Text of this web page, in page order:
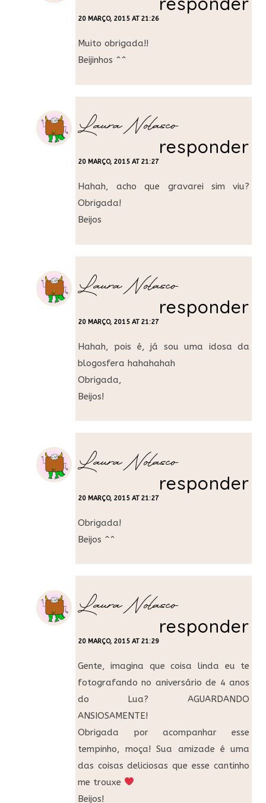
20 MARÇO, 2015 AT 21:26
Muito obrigada!!
Beijinhos ^^
Laura Nolasco
20 MARÇO, 2015 AT 21:27
responder
Hahah, acho que gravarei sim viu?
Obrigada!
Beijos
Laura Nolasco
20 MARÇO, 2015 AT 21:27
responder
Hahah, pois é, já sou uma idosa da
blogosfera hahahahah
Obrigada,
Beijos!
Laura Nolasco
20 MARÇO, 2015 AT 21:27
responder
Obrigada!
Beijos ^^
Laura Nolasco
20 MARÇO, 2015 AT 21:29
responder
Gente, imagina que coisa linda eu te
fotografando no aniversário de 4 anos
do Lua? AGUARDANDO
ANSIOSAMENTE!
Obrigada por acompanhar esse
tempinho, moça! Sua amizade é uma
das coisas deliciosas que esse cantinho
me trouxe
Beijos!